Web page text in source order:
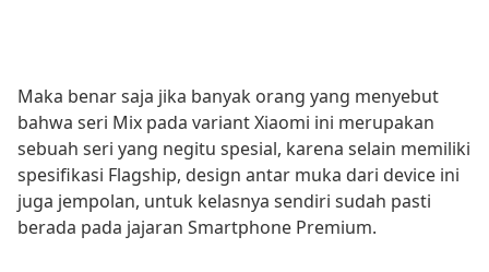
Maka benar saja jika banyak orang yang menyebut
bahwa seri Mix pada variant Xiaomi ini merupakan
sebuah seri yang negitu spesial, karena selain memiliki
spesifikasi Flagship, design antar muka dari device ini
juga jempolan, untuk kelasnya sendiri sudah pasti
berada pada jajaran Smartphone Premium.